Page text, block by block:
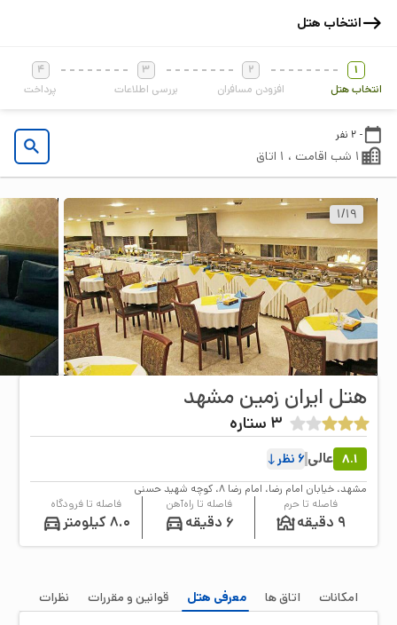
انتخاب هتل
1
انتخاب هتل
2
افزودن مسافران
3
بررسی اطلاعات
4
پرداخت
- 2 نفر
1 شب اقامت ، 1 اتاق
19
/
1
هتل ایران زمین مشهد
3 ستاره
8.1 عالی6 نظر
مشهد، خيابان امام رضا، امام رضا ۸، كوچه شهيد حسنی
فاصله تا حرم
9 دقیقه
فاصله تا راه‌آهن
6 دقیقه
فاصله تا فرودگاه
8.0 کیلومتر
امکانات اتاق‌ ها معرفی هتل قوانین و مقررات نظرات